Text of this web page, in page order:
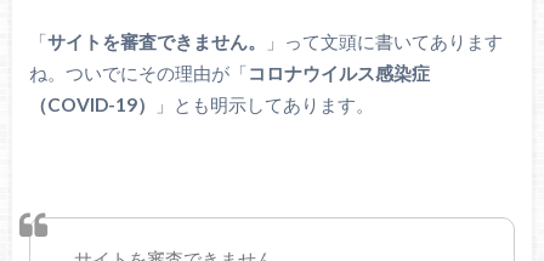
「サイトを審査できません。
」って文頭に書いてあります
ね。ついでにその理由が「コロナウイルス感染症
（COVID-19）
」とも明示してあります。